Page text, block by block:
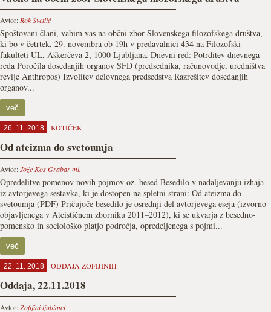
Avtor: Rok Svetlič
Spoštovani člani, vabim vas na občni zbor Slovenskega filozofskega društva,
ki bo v četrtek, 29. novembra ob 19h v predavalnici 434 na Filozofski
fakulteti UL, Aškerčeva 2, 1000 Ljubljana. Dnevni red: Potrditev dnevnega
reda Poročila dosedanjih organov SFD (predsednika, računovodje, uredništva
revije Anthropos) Izvolitev delovnega predsedstva Razrešitev dosedanjih
organov...
več
26. 11. 2018 KOTIČEK
Od ateizma do svetoumja
Avtor:Jože Kos Grabar ml.
Opredelitve pomenov novih pojmov oz. besed Besedilo v nadaljevanju izhaja
iz avtorjevega sestavka, ki je dostopen na spletni strani: Od ateizma do
svetoumja (PDF) Pričujoče besedilo je osrednji del avtorjevega eseja (izvorno
objavljenega v Ateističnem zborniku 2011–2012), ki se ukvarja z besedno-
pomensko in sociološko platjo področja, opredeljenega s pojmi...
več
22. 11. 2018 ODDAJA ZOFIJINIH
Oddaja, 22.11.2018
Avtor:Zofijini ljubimci